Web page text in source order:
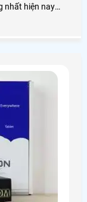
nhất hiện nay.